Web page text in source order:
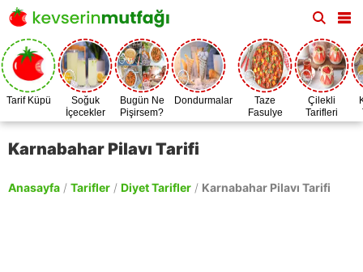
Tarif Küpü
Soğuk
İçecekler
Bugün Ne
Pişirsem?
Dondurmalar
Taze
Fasulye
Zamanı
Çilekli
Tarifleri
Karnabahar Pilavı Tarifi
Anasayfa / Tarifler / Diyet Tarifler / Karnabahar Pilavı Tarifi